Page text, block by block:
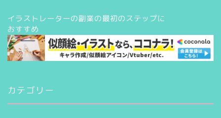
イラストレーターの副業の最初のステップに
おすすめ
カテゴリー